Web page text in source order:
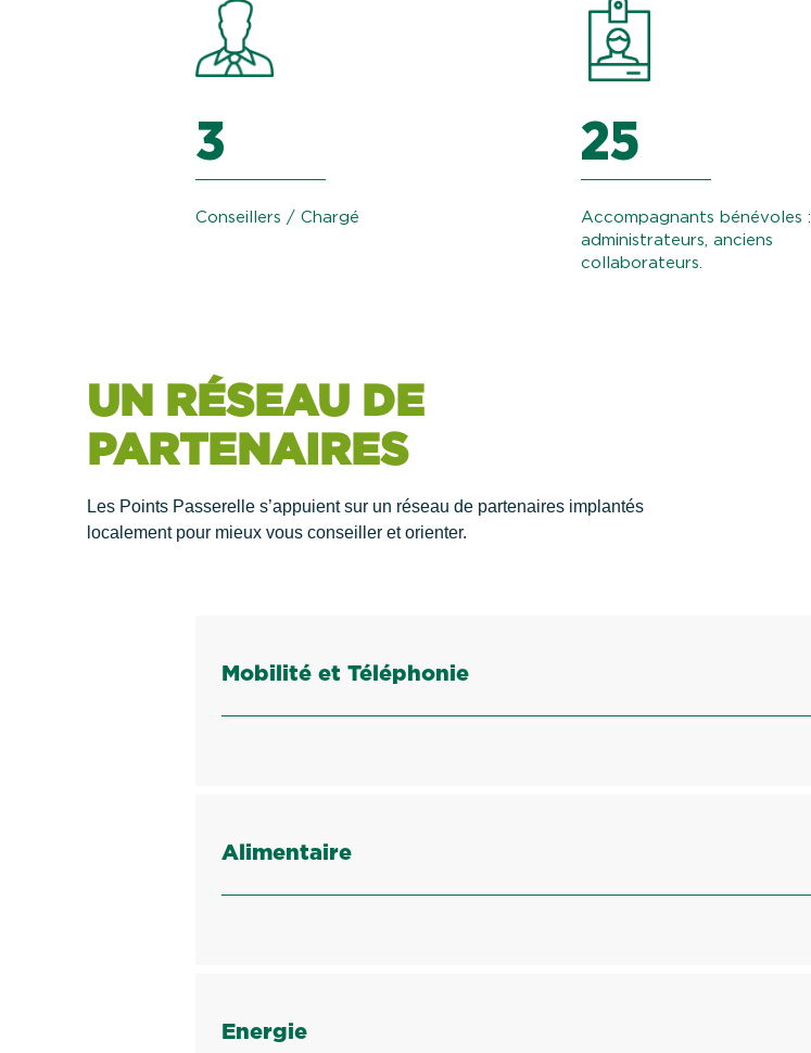
3
Conseillers / Chargé
25
Accompagnants bénévoles :
administrateurs, anciens
collaborateurs.
UN RÉSEAU DE
PARTENAIRES
Les Points Passerelle s’appuient sur un réseau de partenaires implantés
localement pour mieux vous conseiller et orienter.
Mobilité et Téléphonie
Alimentaire
Energie